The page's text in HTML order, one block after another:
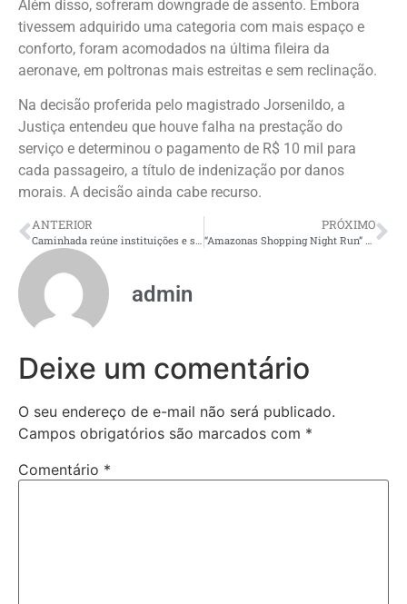
Além disso, sofreram downgrade de assento. Embora
tivessem adquirido uma categoria com mais espaço e
conforto, foram acomodados na última fileira da
aeronave, em poltronas mais estreitas e sem reclinação.
Na decisão proferida pelo magistrado Jorsenildo, a
Justiça entendeu que houve falha na prestação do
serviço e determinou o pagamento de R$ 10 mil para
cada passageiro, a título de indenização por danos
morais. A decisão ainda cabe recurso.
ANTERIOR
Caminhada reúne instituições e sociedade no combate à tuberculose em Manaus
PRÓXIMO
“Amazonas Shopping Night Run” abre inscrições e promete movimentar os corredores com proposta diferenciada
admin
Deixe um comentário
O seu endereço de e-mail não será publicado.
Campos obrigatórios são marcados com *
Comentário *